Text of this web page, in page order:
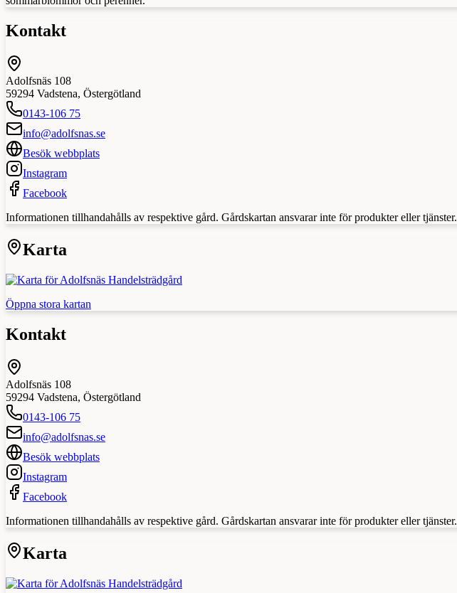
Kontakt
Adolfsnäs 108
59294 Vadstena, Östergötland
0143-106 75
info@adolfsnas.se
Besök webbplats
Instagram
Facebook
Informationen tillhandahålls av respektive gård. Gårdskartan ansvarar inte för produkter eller tjänster.
Karta
Öppna stora kartan
Kontakt
Adolfsnäs 108
59294 Vadstena, Östergötland
0143-106 75
info@adolfsnas.se
Besök webbplats
Instagram
Facebook
Informationen tillhandahålls av respektive gård. Gårdskartan ansvarar inte för produkter eller tjänster.
Karta